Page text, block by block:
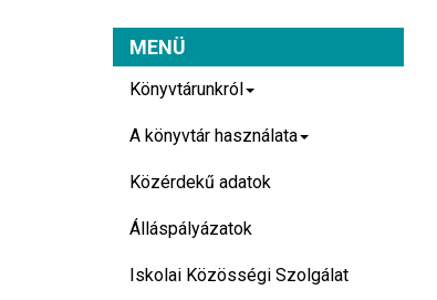
MENÜ
Könyvtárunkról
A könyvtár használata
Közérdekű adatok
Álláspályázatok
Iskolai Közösségi Szolgálat